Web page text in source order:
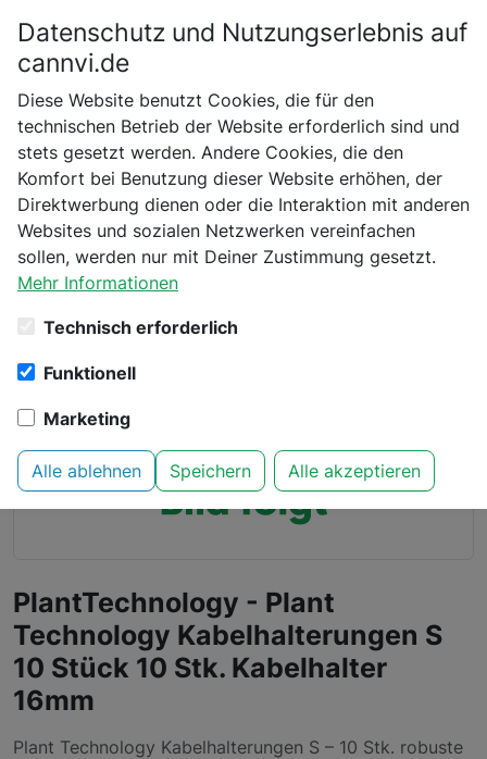
Startseite PlantTechnology
Belüftung und Klimakontrolle
Plant Technology Kabelhalterungen S 10 Stück 10 Stk.
Kabelhalter 16mm
PlantTechnology - Plant
Technology Kabelhalterungen S
10 Stück 10 Stk. Kabelhalter
16mm
Plant Technology Kabelhalterungen S – 10 Stk. robuste
Bitte bestätige dein Alter
Bist du schon 18 Jahre alt?
Nein Ja
Datenschutz und Nutzungserlebnis auf
cannvi.de
Diese Website benutzt Cookies, die für den
technischen Betrieb der Website erforderlich sind und
stets gesetzt werden. Andere Cookies, die den
Komfort bei Benutzung dieser Website erhöhen, der
Direktwerbung dienen oder die Interaktion mit anderen
Websites und sozialen Netzwerken vereinfachen
sollen, werden nur mit Deiner Zustimmung gesetzt.
Mehr Informationen
Technisch erforderlich
Funktionell
Marketing
Alle ablehnen Speichern Alle akzeptieren